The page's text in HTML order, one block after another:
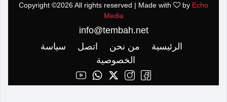
Copyright ©2026 All rights reserved | Made with by Echo
Media
info@tembah.net
الرئيسية
من نحن اتصل
سياسة
الخصوصية